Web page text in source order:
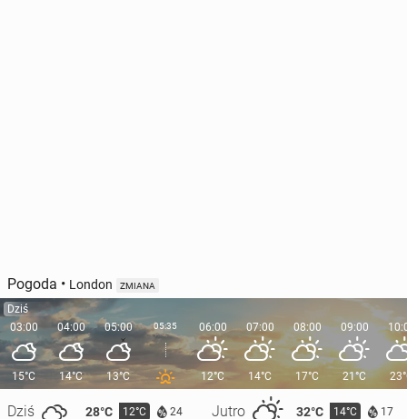
Pogoda • London ZMIANA
Dziś
03:00
15°C
Dziś 28°C 12°C 24 Jutro 32°C 14°C 17
04:00
14°C
05:00
13°C
05:35 06:00
12°C
07:00
14°C
08:00
17°C
09:00
21°C